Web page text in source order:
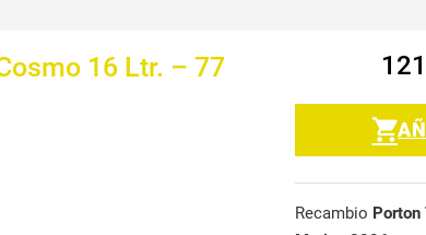
16 Ltr. – 77
Recambio Porton